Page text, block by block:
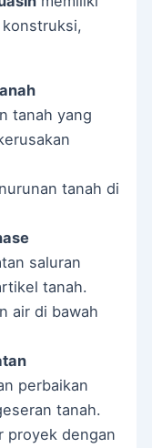
tanah yang
tanah di
saluran
tanah.
air di bawah
perbaikan
tanah.
proyek dengan